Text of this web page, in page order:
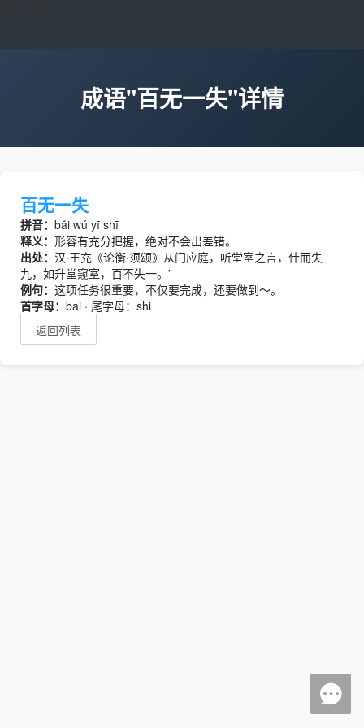
成语"百无一失"详情
百无一失
拼音： bǎi wú yī shī
释义： 形容有充分把握，绝对不会出差错。
出处： 汉·王充《论衡·须颂》从门应庭，听堂室之言，什而失
九，如升堂窥室，百不失一。”
例句： 这项任务很重要，不仅要完成，还要做到～。
首字母： bai · 尾字母：shi
返回列表